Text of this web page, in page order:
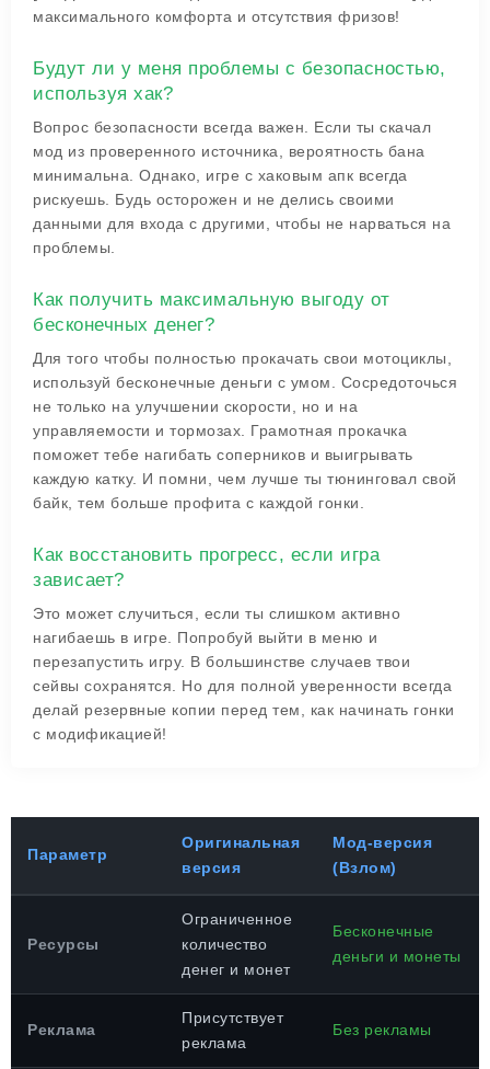
максимального комфорта и отсутствия фризов!
Будут ли у меня проблемы с безопасностью,
используя хак?
Вопрос безопасности всегда важен. Если ты скачал
мод из проверенного источника, вероятность бана
минимальна. Однако, игре с хаковым апк всегда
рискуешь. Будь осторожен и не делись своими
данными для входа с другими, чтобы не нарваться на
проблемы.
Как получить максимальную выгоду от
бесконечных денег?
Для того чтобы полностью прокачать свои мотоциклы,
используй бесконечные деньги с умом. Сосредоточься
не только на улучшении скорости, но и на
управляемости и тормозах. Грамотная прокачка
поможет тебе нагибать соперников и выигрывать
каждую катку. И помни, чем лучше ты тюнинговал свой
байк, тем больше профита с каждой гонки.
Как восстановить прогресс, если игра
зависает?
Это может случиться, если ты слишком активно
нагибаешь в игре. Попробуй выйти в меню и
перезапустить игру. В большинстве случаев твои
сейвы сохранятся. Но для полной уверенности всегда
делай резервные копии перед тем, как начинать гонки
с модификацией!
Параметр
Оригинальная
версия
Мод-версия
(Взлом)
Ресурсы
Ограниченное
количество
денег и монет
Бесконечные
деньги и монеты
Реклама
Присутствует
реклама
Без рекламы